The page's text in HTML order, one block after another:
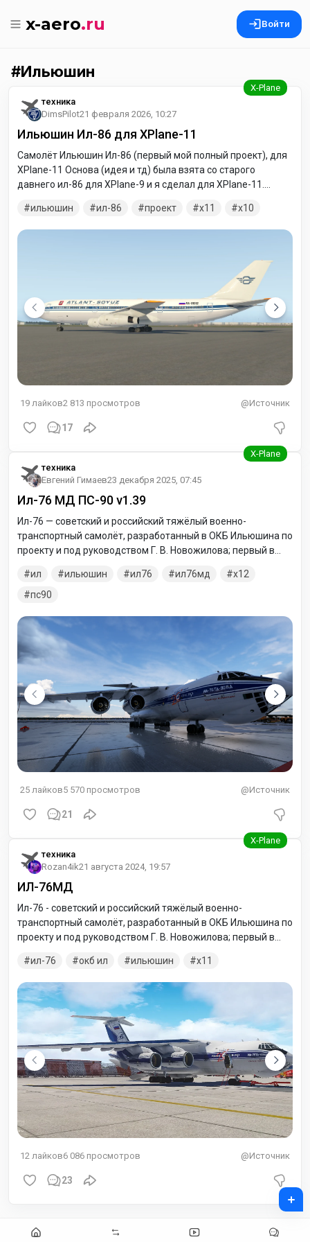
x-aero.ru Войти
Ильюшин
техника
DimsPilot21 февраля 2026, 10:27
Ильюшин Ил-86 для XPlane-11
Самолёт Ильюшин Ил-86 (первый мой полный проект), для
XPlane-11 Основа (идея и тд) была взята со старого
давнего ил-86 для XPlane-9 и я сделал для XPlane-11.
Аэрус (виртуальная), Атлант-Союз RA-86082, Атлант Союз
RA-86112, Красэйр, S7 (сибирь). Поскольку я бессилен
Внешне - модель неплохая, Внутри - ну честно не очень уж,
ильюшин ил-86 проект x11 x10
19 лайков2 813 просмотров @Источник
17
техника
Евгений Гимаев23 декабря 2025, 07:45
Ил-76 МД ПС-90 v1.39
Ил-76 — советский и российский тяжёлый военно-
транспортный самолёт, разработанный в ОКБ Ильюшина по
проекту и под руководством Г. В. Новожилова; первый в
турбореактивными двигателями. Мод Ил 76 пс90 версия
самолёта 1.39 для xplane 12 С крайним обновлением, что
Laminar поставить VORLOC вместо GPS что бы
активировать бленкеры и стрелки глиссады. А Что бы
лететь по маршруту по vnav на gns 430
ил ильюшин ил76 ил76мд
x12
пс90
25 лайков5 570 просмотров @Источник
21
техника
Rozan4ik21 августа 2024, 19:57
ИЛ-76МД
Ил-76 - советский и российский тяжёлый военно-
транспортный самолёт, разработанный в ОКБ Ильюшина по
проекту и под руководством Г. В. Новожилова; первый в
турбореактивными двигателями. Серийно производился в
Узбекистане на Ташкентском авиационном
производственном объединении имени В. П. Чкалова. В
2010 году производство самолёта было официально
перенесено в Россию на завод «Авиастар-СП» в
Ульяновске.
ил-76 окб ил ильюшин x11
12 лайков6 086 просмотров @Источник
23
+